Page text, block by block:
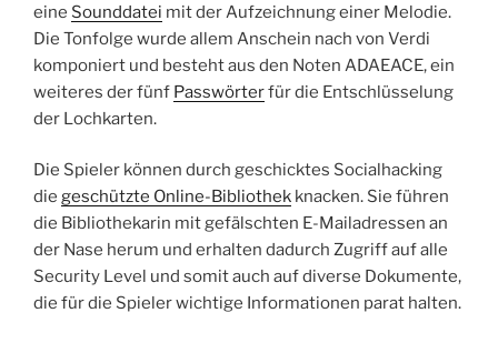
eine Sounddatei mit der Aufzeichnung einer Melodie.
Die Tonfolge wurde allem Anschein nach von Verdi
komponiert und besteht aus den Noten ADAEACE, ein
weiteres der fünf Passwörterfür die Entschlüsselung
der Lochkarten.
Die Spieler können durch geschicktes Socialhacking
die geschützte Online-Bibliothek knacken. Sie führen
die Bibliothekarin mit gefälschten E-Mailadressen an
der Nase herum und erhalten dadurch Zugriff auf alle
Security Level und somit auch auf diverse Dokumente,
die für die Spieler wichtige Informationen parat halten.